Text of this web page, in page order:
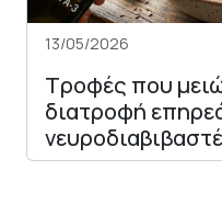
13/05/2026
Τροφές που
διατροφή